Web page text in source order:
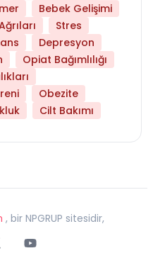
Bebek Gelişimi
Stres
Depresyon
Opiat Bağımlılığı
Obezite
Cilt Bakımı
, bir NPGRUP sitesidir,